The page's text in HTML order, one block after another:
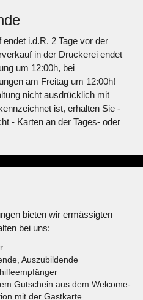
i.d.R. 2 Tage vor der
in der Druckerei endet
um 12:00h, bei
am Freitag um 12:00h!
nicht ausdrücklich mit
ist, erhalten Sie -
- Karten an der Tages- oder
bieten wir ermässigten
bei uns:
Auszubildende
Gutschein aus dem Welcome-
mit der Gastkarte